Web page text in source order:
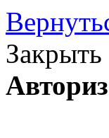
Закрыть